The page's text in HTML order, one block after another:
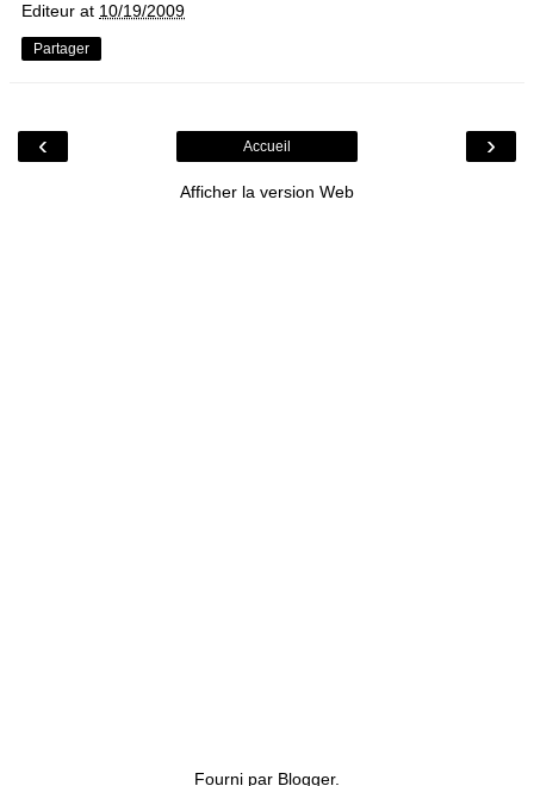
Editeur at 10/19/2009
Partager
‹ ›
Accueil
Afficher la version Web
Fourni par Blogger.